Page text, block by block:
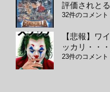
評価されと
32件のコメント
【悲報】ワ
ッカリ・・・
23件のコメント